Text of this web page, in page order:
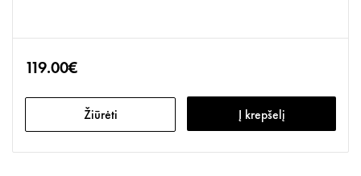
119.00€
Žiūrėti Į krepšelį